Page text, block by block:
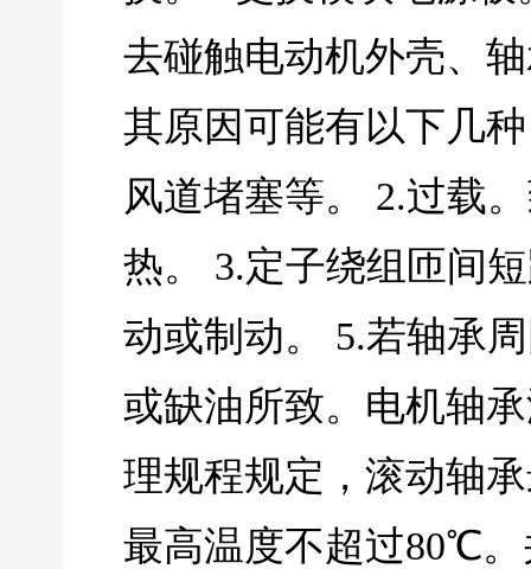
去碰触电动机外壳、
其原因可能有以下几
风道堵塞等。 2.过载
热。 3.定子绕组匝间
动或制动。 5.若轴承
或缺油所致。电机轴
理规程规定，滚动轴
最高温度不超过80℃